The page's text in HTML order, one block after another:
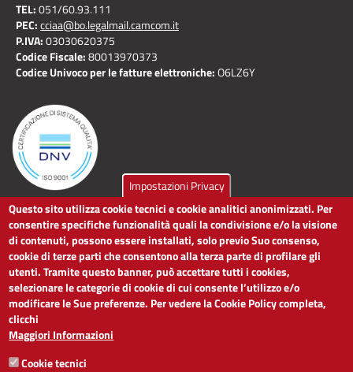
TEL:051/60.93.111
PEC:cciaa@bo.legalmail.camcom.it
P.IVA:03030620375
Codice Fiscale:80013970373
Codice Univoco per le fatture elettroniche:O6LZ6Y
LINK UTILI
Dichiarazione di accessibilità
Obiettivi di accessibilità
Segnalaci problemi di accessibilità
Note legali
Privacy
Accesso riservato
Impostazioni Privacy
Questo sito utilizza cookie tecnici e cookie analitici anonimizzati. Per
consentire specifiche funzionalità quali la condivisione e/o la visione
di contenuti, possono essere installati, solo previo Suo consenso,
cookie di terze parti che consentono alla terza parte di profilare gli
utenti. Tramite questo banner, può accettare tutti i cookies,
selezionare le categorie di cookie di cui consente l’utilizzo e/o
modificare le Sue preferenze. Per vedere la Cookie Policy completa,
clicchi
Maggiori Informazioni
Cookie tecnici